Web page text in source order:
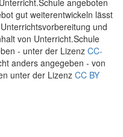
angeboten
gut weiterentwickeln lässt
und
von Unterricht.Schule
- unter der Lizenz CC-
anders angegeben - von
unter der Lizenz CC BY